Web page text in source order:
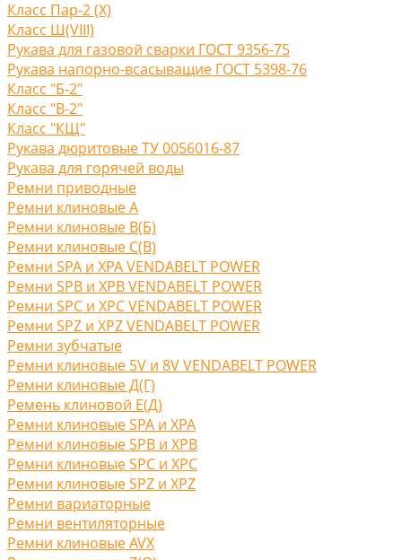
Класс Пар-2 (X)
Класс Ш(VIII)
Рукава для газовой сварки ГОСТ 9356-75
Рукава напорно-всасыващие ГОСТ 5398-76
Класс "Б-2"
Класс "В-2"
Класс "КЩ"
Рукава дюритовые ТУ 0056016-87
Рукава для горячей воды
Ремни приводные
Ремни клиновые A
Ремни клиновые В(Б)
Ремни клиновые С(B)
Ремни SPA и XPA VENDABELT POWER
Ремни SPB и XPB VENDABELT POWER
Ремни SPC и XPC VENDABELT POWER
Ремни SPZ и XPZ VENDABELT POWER
Ремни зубчатые
Ремни клиновые 5V и 8V VENDABELT POWER
Ремни клиновые Д(Г)
Ремень клиновой Е(Д)
Ремни клиновые SPA и XPA
Ремни клиновые SPB и XPB
Ремни клиновые SPC и XPC
Ремни клиновые SPZ и XPZ
Ремни вариаторные
Ремни вентиляторные
Ремни клиновые AVX